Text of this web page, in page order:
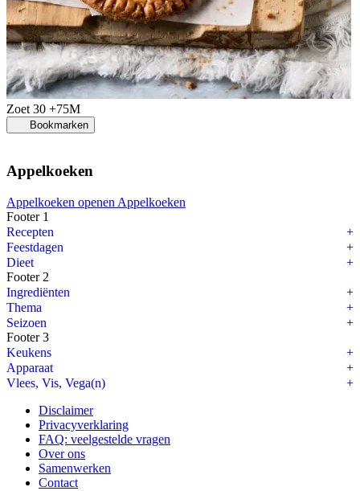
Zoet 30 +75M
Bookmarken
Appelkoeken
Appelkoeken openen Appelkoeken
Footer 1
Recepten
Feestdagen
Dieet
Footer 2
Ingrediënten
Thema
Seizoen
Footer 3
Keukens
Apparaat
Vlees, Vis, Vega(n)
Disclaimer
Privacyverklaring
FAQ: veelgestelde vragen
Over ons
Samenwerken
Contact